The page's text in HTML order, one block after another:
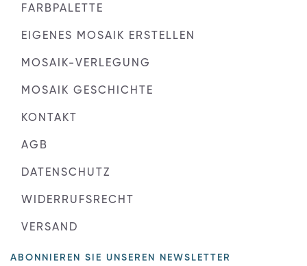
FARBPALETTE
EIGENES MOSAIK ERSTELLEN
MOSAIK-VERLEGUNG
MOSAIK GESCHICHTE
KONTAKT
AGB
DATENSCHUTZ
WIDERRUFSRECHT
VERSAND
ABONNIEREN SIE UNSEREN NEWSLETTER